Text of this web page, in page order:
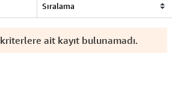
kriterlere ait kayıt bulunamadı.